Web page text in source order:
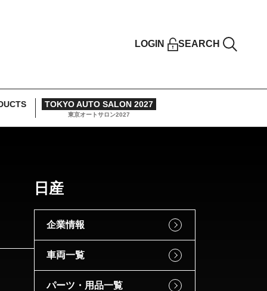
LOGIN SEARCH
TOKYO AUTO SALON 2027
東京オートサロン2027
日産
企業情報
車両一覧
パーツ・用品一覧